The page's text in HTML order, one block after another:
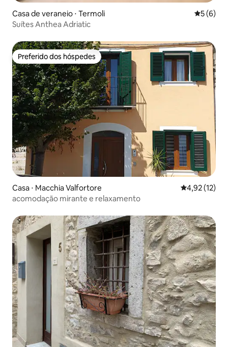
Casa de veraneio ⋅ Termoli 5 de
5 (6)
Suítes Anthea Adriatic
Preferido dos hóspedes
Preferido dos hóspedes
Casa ⋅ Macchia Valfortore 4,92 de uma
4,92 (12)
acomodação mirante e relaxamento